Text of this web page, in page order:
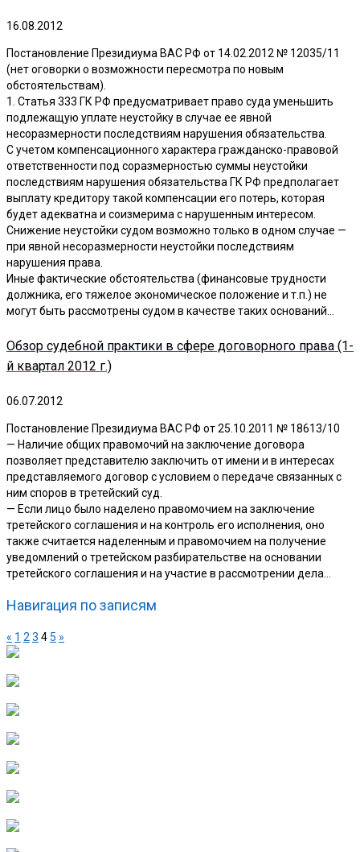
16.08.2012
Постановление Президиума ВАС РФ от 14.02.2012 № 12035/11
(нет оговорки о возможности пересмотра по новым
обстоятельствам).
1. Статья 333 ГК РФ предусматривает право суда уменьшить
подлежащую уплате неустойку в случае ее явной
несоразмерности последствиям нарушения обязательства.
С учетом компенсационного характера гражданско-правовой
ответственности под соразмерностью суммы неустойки
последствиям нарушения обязательства ГК РФ предполагает
выплату кредитору такой компенсации его потерь, которая
будет адекватна и соизмерима с нарушенным интересом.
Снижение неустойки судом возможно только в одном случае —
при явной несоразмерности неустойки последствиям
нарушения права.
Иные фактические обстоятельства (финансовые трудности
должника, его тяжелое экономическое положение и т.п.) не
могут быть рассмотрены судом в качестве таких оснований…
Обзор судебной практики в сфере договорного права (1-
й квартал 2012 г.)
06.07.2012
Постановление Президиума ВАС РФ от 25.10.2011 № 18613/10
— Наличие общих правомочий на заключение договора
позволяет представителю заключить от имени и в интересах
представляемого договор с условием о передаче связанных с
ним споров в третейский суд.
— Если лицо было наделено правомочием на заключение
третейского соглашения и на контроль его исполнения, оно
также считается наделенным и правомочием на получение
уведомлений о третейском разбирательстве на основании
третейского соглашения и на участие в рассмотрении дела…
Навигация по записям
« 1 23 4 5 »